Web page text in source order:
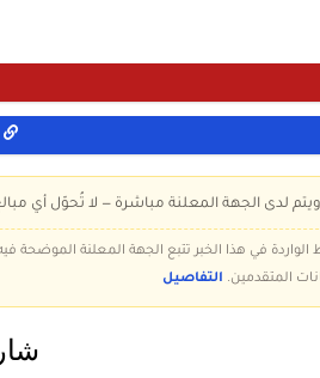
ويتم لدى الجهة المعلنة مباشرة — لا تُحوّل أي
الواردة في هذا الخبر تتبع الجهة المعلنة
المتقدمين. التفاصيل